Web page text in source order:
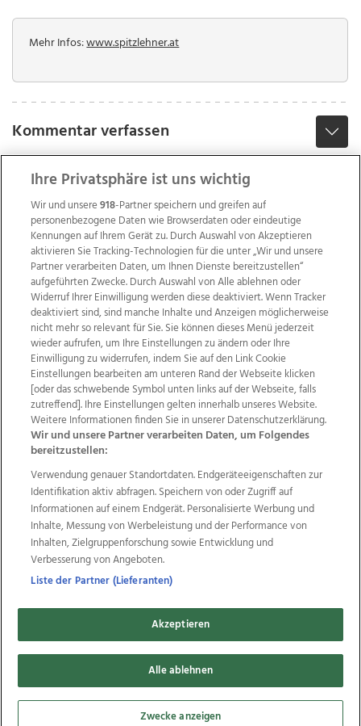
Mehr Infos:www.spitzlehner.at
Kommentar verfassen
Wir über uns Mediadaten Kontakt
Jobs
Datenschutz
Impressum
AGB Anzeigekunden
AGB Website
Ehrenkodex Politische Werbung
Weitere Angebote des Medienhauses Wimmer
TV1 di-mog-i.at OÖNow
Ischler Woche
Life Radio
OÖNachrichten
OÖN Immobilien
OÖN Karriere
OÖN Reise
Promenaden Galerien
Regionaljobs
wasistlos.at
Copyrights © 2026 Tips Zeitungs GmbH & Co KG
developed by11x11.net
Cookie Einstellungen bearbeiten
Ihre Privatsphäre ist uns wichtig
Wir und unsere918-Partner speichern und greifen auf
personenbezogene Daten wie Browserdaten oder eindeutige
Kennungen auf Ihrem Gerät zu. Durch Auswahl von Akzeptieren
aktivieren Sie Tracking-Technologien für die unter „Wir und unsere
Partner verarbeiten Daten, um Ihnen Dienste bereitzustellen“
aufgeführten Zwecke. Durch Auswahl von Alle ablehnen oder
Widerruf Ihrer Einwilligung werden diese deaktiviert. Wenn Tracker
deaktiviert sind, sind manche Inhalte und Anzeigen möglicherweise
nicht mehr so relevant für Sie. Sie können dieses Menü jederzeit
wieder aufrufen, um Ihre Einstellungen zu ändern oder Ihre
Einwilligung zu widerrufen, indem Sie auf den Link Cookie
Einstellungen bearbeiten am unteren Rand der Webseite klicken
[oder das schwebende Symbol unten links auf der Webseite, falls
zutreffend]. Ihre Einstellungen gelten innerhalb unseres Website.
Weitere Informationen finden Sie in unserer Datenschutzerklärung.
Wir und unsere Partner verarbeiten Daten, um Folgendes
bereitzustellen:
Verwendung genauer Standortdaten. Endgeräteeigenschaften zur
Identifikation aktiv abfragen. Speichern von oder Zugriff auf
Informationen auf einem Endgerät. Personalisierte Werbung und
Inhalte, Messung von Werbeleistung und der Performance von
Inhalten, Zielgruppenforschung sowie Entwicklung und
Verbesserung von Angeboten.
Liste der Partner (Lieferanten)
Akzeptieren
Alle ablehnen
Zwecke anzeigen